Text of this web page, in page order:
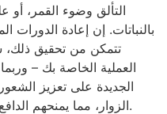
التألق وضوء القمر، أو
بالنباتات. إن إعادة الدورات
تتمكن من تحقيق ذلك،
العملية الخاصة بك –
الجديدة على تعزيز
الزوار، مما يمنحهم الدافع اللازم لاستغلال فرص هذه الألعاب.